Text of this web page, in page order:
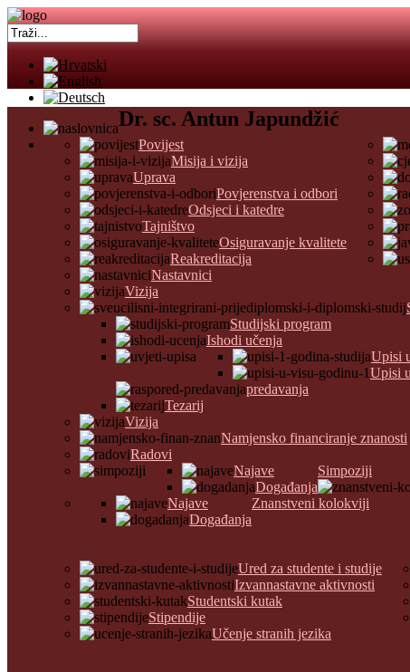
Povijest
Misija i vizija
Uprava
Povjerenstva i odbori
Odsjeci i katedre
Tajništvo
Osiguravanje kvalitete
Reakreditacija
Nastavnici
Vizija
Studijski program
Ishodi učenja
Upisi
Upisi
predavanja
Tezarij
Vizija
Namjensko financiranje znanosti
Radovi
Simpoziji
Najave
Događanja
Znanstveni kolokviji
Najave
Događanja
Ured za studente i studije
Izvannastavne aktivnosti
Studentski kutak
Stipendije
Učenje stranih jezika
Dr. sc. Antun Japundžić